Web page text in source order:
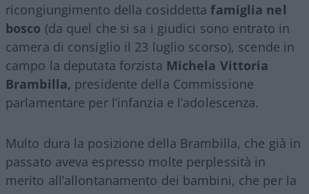
ricongiungimento della cosiddettafamiglia nel
bosco (da quel che si sa i giudici sono entrato in
camera di consiglio il 23 luglio scorso), scende in
campo la deputata forzista Michela Vittoria
Brambilla, presidente della Commissione
parlamentare per l’infanzia e l’adolescenza.
Multo dura la posizione della Brambilla, che già in
passato aveva espresso molte perplessità in
merito all’allontanamento dei bambini, che per la